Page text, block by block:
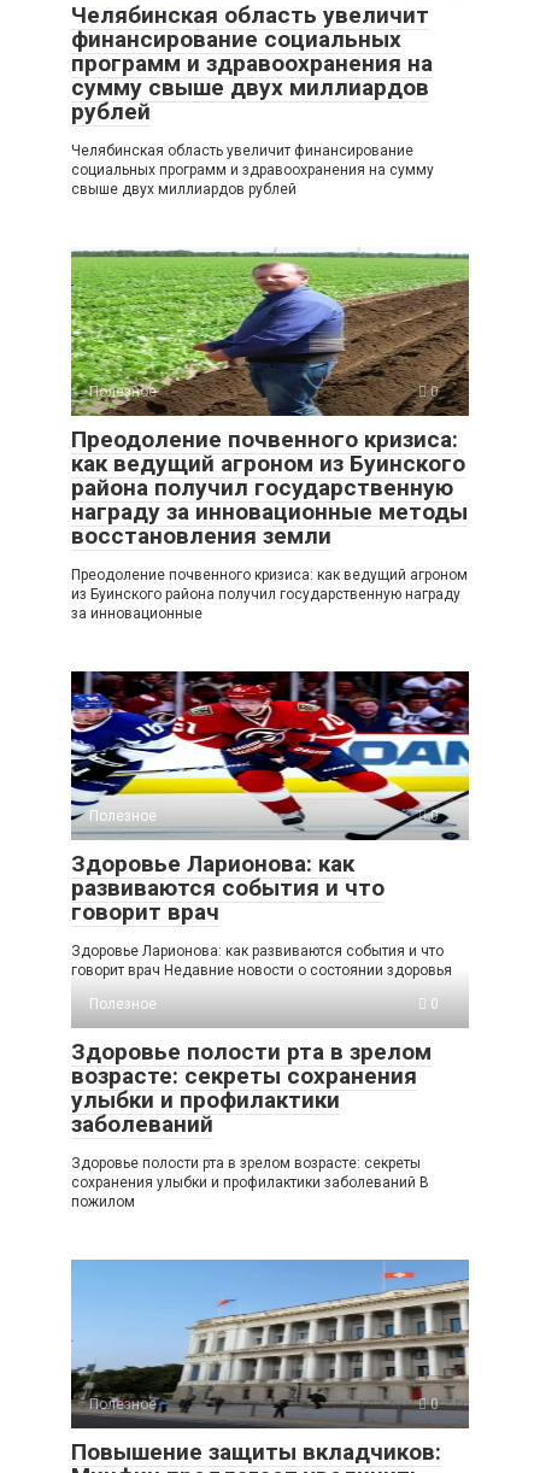
Челябинская область увеличит
финансирование социальных
программ и здравоохранения на
сумму свыше двух миллиардов
рублей
Челябинская область увеличит финансирование
социальных программ и здравоохранения на сумму
свыше двух миллиардов рублей
Полезное 0
Преодоление почвенного кризиса:
как ведущий агроном из Буинского
района получил государственную
награду за инновационные методы
восстановления земли
Преодоление почвенного кризиса: как ведущий агроном
из Буинского района получил государственную награду
за инновационные
Полезное 0
Здоровье Ларионова: как
развиваются события и что
говорит врач
Здоровье Ларионова: как развиваются события и что
говорит врач Недавние новости о состоянии здоровья
Полезное
0
Здоровье полости рта в зрелом
возрасте: секреты сохранения
улыбки и профилактики
заболеваний
Здоровье полости рта в зрелом возрасте: секреты
сохранения улыбки и профилактики заболеваний В
пожилом
Полезное 0
Повышение защиты вкладчиков: